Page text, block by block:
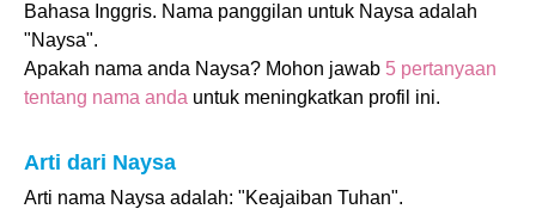
Bahasa Inggris. Nama panggilan untuk Naysa adalah
"Naysa".
Apakah nama anda Naysa? Mohon jawab 5 pertanyaan
tentang nama anda untuk meningkatkan profil ini.
Arti dari Naysa
Arti nama Naysa adalah: "Keajaiban Tuhan".